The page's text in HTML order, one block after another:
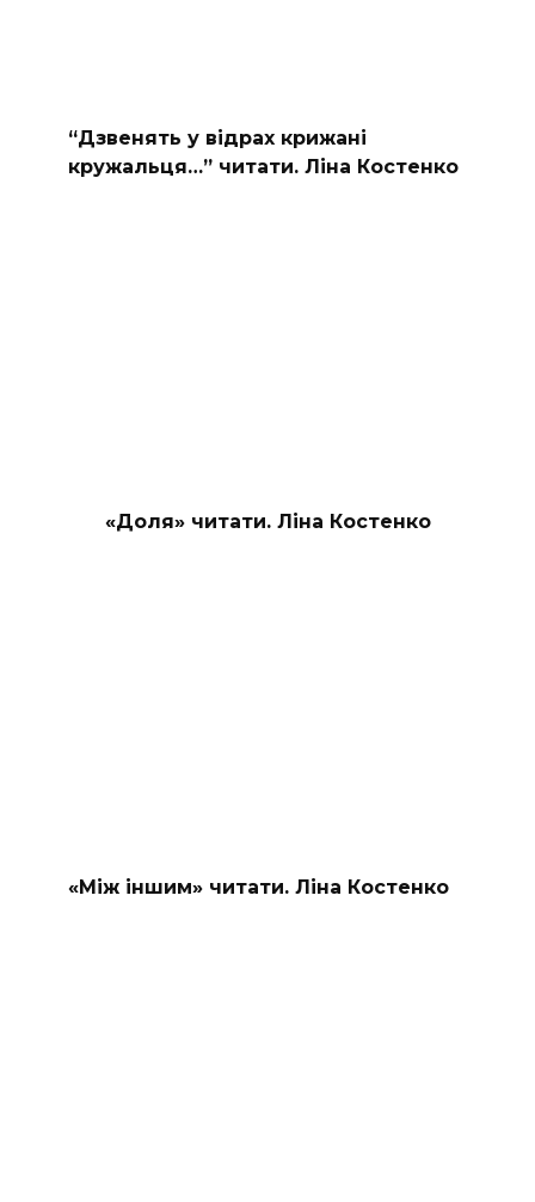
“Дзвенять у відрах крижані
кружальця…” читати. Ліна Костенко
«Доля» читати. Ліна Костенко
«Між іншим» читати. Ліна Костенко